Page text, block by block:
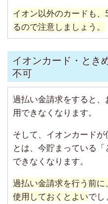
イオン以外のカードも
るので注意しましょう。
イオンカード・とき
不可
過払い金請求をすると
用できなくなります。
そして、イオンカードが
とは、今貯まっている
できなくなります。
過払い金請求を行う前
使用しておくとよいでし